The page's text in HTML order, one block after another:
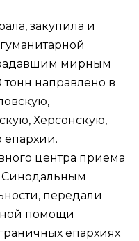
закупила и
мирным
тонн направлено в
Херсонскую,
центра приема
Синодальным
передали
помощи
епархиях